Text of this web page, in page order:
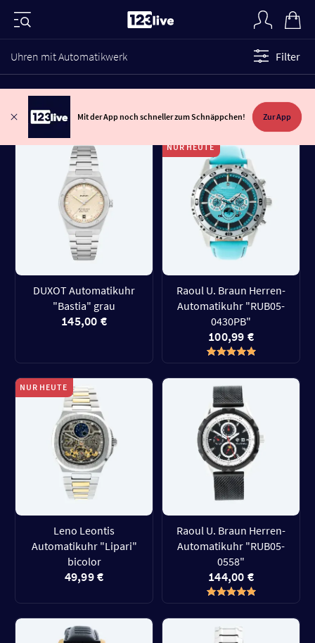
Uhren mit Automatikwerk Filter
Mit der App noch schneller zum Schnäppchen! Zur App
DUXOT Automatikuhr
"Bastia" grau
145,00 €
NUR HEUTE
Raoul U. Braun Herren-
Automatikuhr "RUB05-
0430PB"
100,99 €
NUR HEUTE
Leno Leontis
Automatikuhr "Lipari"
bicolor
49,99 €
Raoul U. Braun Herren-
Automatikuhr "RUB05-
0558"
144,00 €